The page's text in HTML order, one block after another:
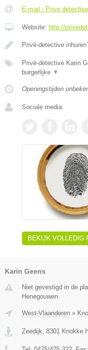
E-mail › Prive
Website: http://
Privé-detective
Privé-detective Karin
burgerlijke ▼
Openingstijden
Sociale media:
BEKIJK VOLLEDIG
Karin Geens
Niet gevestigd in de
Henegouwen.
West-Vlaanderen »
Zeedijk 8301 Knokke